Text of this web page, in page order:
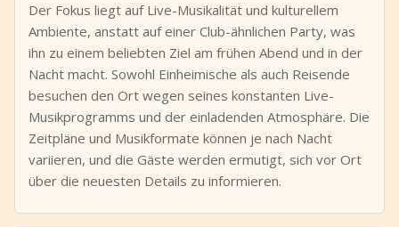
Der Fokus liegt auf Live-Musikalität und kulturellem
Ambiente, anstatt auf einer Club-ähnlichen Party, was
ihn zu einem beliebten Ziel am frühen Abend und in der
Nacht macht. Sowohl Einheimische als auch Reisende
besuchen den Ort wegen seines konstanten Live-
Musikprogramms und der einladenden Atmosphäre. Die
Zeitpläne und Musikformate können je nach Nacht
variieren, und die Gäste werden ermutigt, sich vor Ort
über die neuesten Details zu informieren.